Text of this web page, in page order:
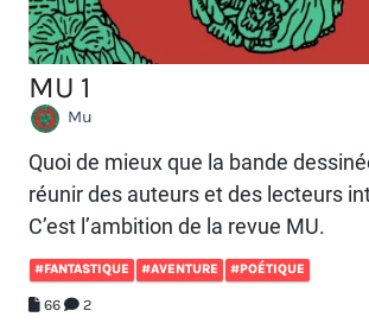
MU 1
Mu
Quoi de mieux que la bande
réunir des auteurs et des lecteurs
C’est l’ambition de la revue MU.
#FANTASTIQUE #AVENTURE #POÉTIQUE
66 2